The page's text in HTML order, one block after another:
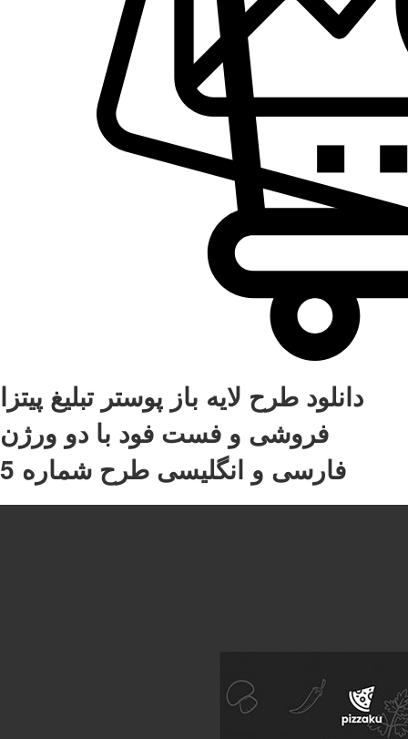
دانلود طرح لایه باز پوستر تبلیغ پیتزا
فروشی و فست فود با دو ورژن
فارسی و انگلیسی طرح شماره 5